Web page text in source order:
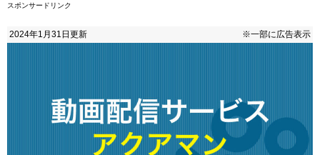
スポンサードリンク
2024年1月31日更新 ※一部に広告表示